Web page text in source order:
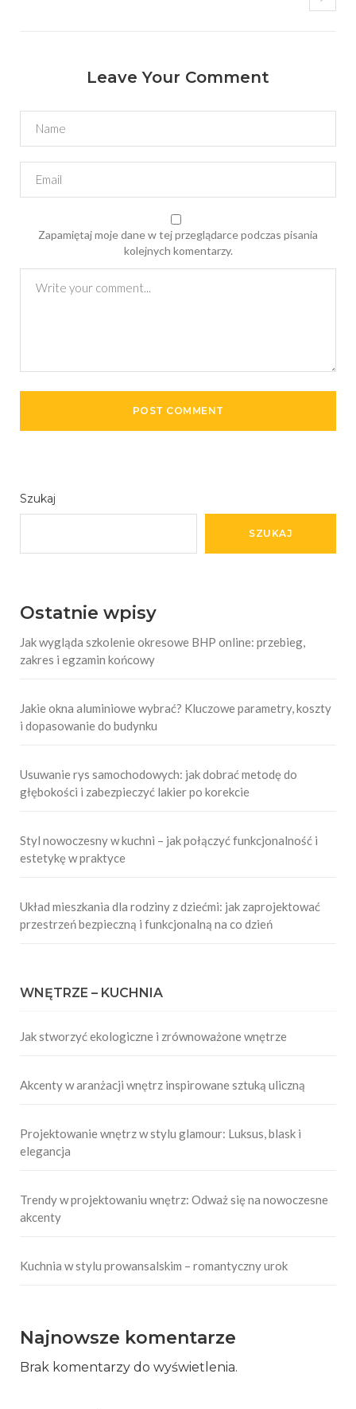
Leave Your Comment
Zapamiętaj moje dane w tej przeglądarce podczas pisania
kolejnych komentarzy.
Szukaj
SZUKAJ
Ostatnie wpisy
Jak wygląda szkolenie okresowe BHP online: przebieg,
zakres i egzamin końcowy
Jakie okna aluminiowe wybrać? Kluczowe parametry, koszty
i dopasowanie do budynku
Usuwanie rys samochodowych: jak dobrać metodę do
głębokości i zabezpieczyć lakier po korekcie
Styl nowoczesny w kuchni – jak połączyć funkcjonalność i
estetykę w praktyce
Układ mieszkania dla rodziny z dziećmi: jak zaprojektować
przestrzeń bezpieczną i funkcjonalną na co dzień
WNĘTRZE – KUCHNIA
Jak stworzyć ekologiczne i zrównoważone wnętrze
Akcenty w aranżacji wnętrz inspirowane sztuką uliczną
Projektowanie wnętrz w stylu glamour: Luksus, blask i
elegancja
Trendy w projektowaniu wnętrz: Odważ się na nowoczesne
akcenty
Kuchnia w stylu prowansalskim – romantyczny urok
Najnowsze komentarze
Brak komentarzy do wyświetlenia.